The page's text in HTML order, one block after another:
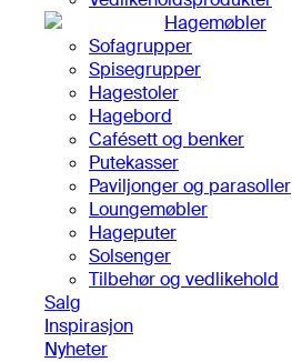
Hagemøbler
Sofagrupper
Spisegrupper
Hagestoler
Hagebord
Cafésett og benker
Putekasser
Paviljonger og parasoller
Loungemøbler
Hageputer
Solsenger
Tilbehør og vedlikehold
Salg
Inspirasjon
Nyheter